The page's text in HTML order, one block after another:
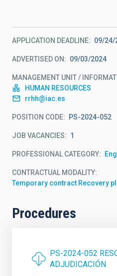
APPLICATION DEADLINE 09/24/
ADVERTISED ON 09/03/2024
MANAGEMENT UNIT /
HUMAN RESOURCES
rrhh@iac.es
POSITION CODE PS-2024-052
JOB VACANCIES 1
PROFESSIONAL CATEGORY
CONTRACTUAL MODALITY
Temporary contract Recovery
Procedures
PS-2024-052
ADJUDICACIÓN